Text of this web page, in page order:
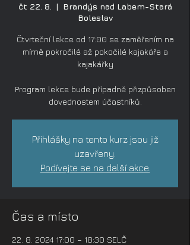
čt 22. 8.
  |
Brandýs nad Labem-Stará
Boleslav
Čtvrteční lekce od 17:00 se zaměřením na
mírně pokročilé až pokočilé kajakáře a
kajakářky
Program lekce bude případně přizpůsoben
dovednostem účastníků.
Přihlášky na tento kurz jsou již
uzavřeny.
Podívejte se na další akce.
Čas a místo
22. 8. 2024 17:00 – 18:30 SELČ